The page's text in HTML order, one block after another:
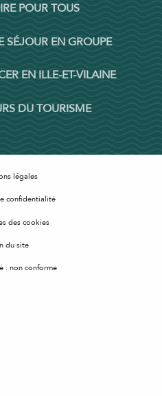
POUR TOUS
SÉJOUR EN GROUPE
EN ILLE-ET-VILAINE
DU TOURISME
légales
confidentialité
des cookies
du site
: non conforme